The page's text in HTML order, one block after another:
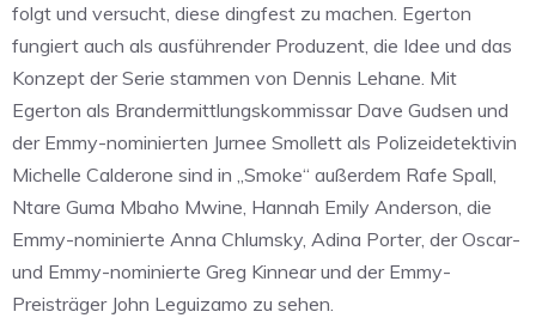
folgt und versucht, diese dingfest zu machen. Egerton
fungiert auch als ausführender Produzent, die Idee und das
Konzept der Serie stammen von Dennis Lehane. Mit
Egerton als Brandermittlungskommissar Dave Gudsen und
der Emmy-nominierten Jurnee Smollett als Polizeidetektivin
Michelle Calderone sind in „Smoke“ außerdem Rafe Spall,
Ntare Guma Mbaho Mwine, Hannah Emily Anderson, die
Emmy-nominierte Anna Chlumsky, Adina Porter, der Oscar-
und Emmy-nominierte Greg Kinnear und der Emmy-
Preisträger John Leguizamo zu sehen.